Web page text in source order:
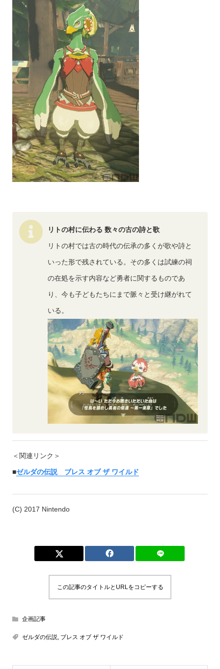
リトの村に伝わる 数々の古の詩と歌
リトの村では古の時代の伝承の多くが歌や詩と
いった形で残されている。その多くは試練の祠
の在処を示す内容など勇者に関するものであ
り、今も子どもたちにまで脈々と受け継がれて
いる。
＜関連リンク＞
■ゼルダの伝説 ブレス オブ ザ ワイルド
(C) 2017 Nintendo
この記事のタイトルとURLをコピーする
企画記事
ゼルダの伝説, ブレス オブ ザ ワイルド